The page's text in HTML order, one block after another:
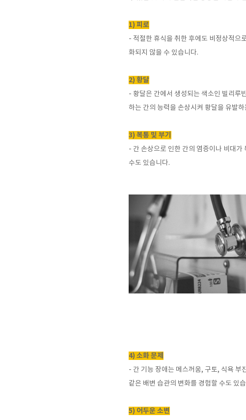
1) 피로
- 적절한 휴식을 취한 후에도 비정상적으
화되지 않을 수 있습니다.
2) 황달
- 황달은 간에서 생성되는 색소인 빌리루
하는 간의 능력을 손상시켜 황달을 유발
3) 복통 및 부기
- 간 손상으로 인한 간의 염증이나 비대
수도 있습니다.
4) 소화 문제
- 간 기능 장애는 메스꺼움, 구토, 식욕 부
같은 배변 습관의 변화를 경험할 수도 있
5) 어두운 소변